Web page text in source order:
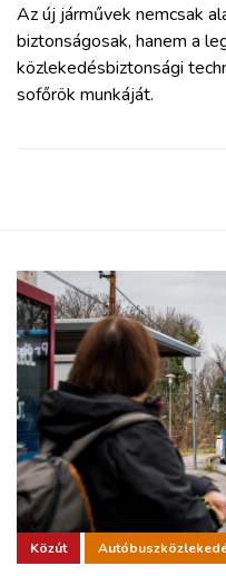
Az új járművek nemcsak
biztonságosak, hanem a
közlekedésbiztonsági
sofőrök munkáját.
Közút